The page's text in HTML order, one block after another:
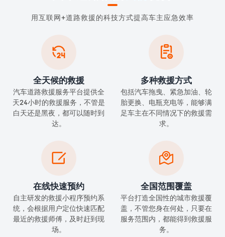
用互联网+道路救援的科技方式提高车主应急效率

全天候的救援
汽车道路救援服务平台提供全
天24小时的救援服务，不管是
白天还是黑夜，都可以随时到
达。

多种救援方式
包括汽车拖曳、紧急加油、轮
胎更换、电瓶充电等，能够满
足车主在不同情况下的救援需
求。

在线快速预约
自主研发的救援小程序预约系
统，会根据用户定位快速匹配
最近的救援师傅，及时赶到现
场。

全国范围覆盖
平台打造全国性的城市救援覆
盖，不管您身在何处，只要在
服务范围内，都能得到救援服
务。